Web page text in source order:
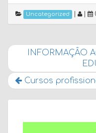
Uncategorized
INFORMAÇÂO
Cursos